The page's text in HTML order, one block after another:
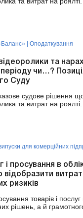
періоду; роялті
чи сплати?
| Оподаткування
та
чи…?
Суду
судове рішення
та витрат на
періоду; роялті
чи сплати?
для комерційних
і просування в
відобразити
ризиків
товарів і
рішень, а й